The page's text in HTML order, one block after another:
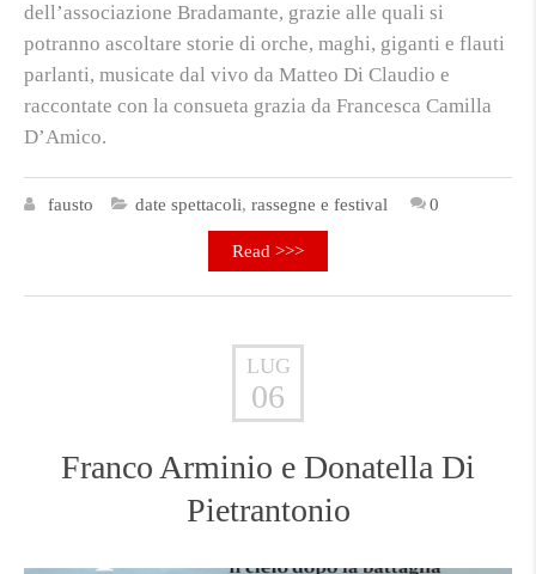
dell’associazione Bradamante, grazie alle quali si
potranno ascoltare storie di orche, maghi, giganti e flauti
parlanti, musicate dal vivo da Matteo Di Claudio e
raccontate con la consueta grazia da Francesca Camilla
D’Amico.
fausto date spettacoli, rassegne e festival 0
Read >>>
LUG
06
Franco Arminio e Donatella Di
Pietrantonio